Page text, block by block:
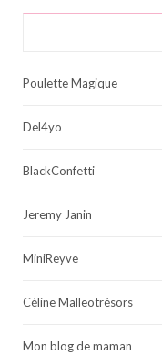
Poulette Magique
Del4yo
BlackConfetti
Jeremy Janin
MiniReyve
Céline Malleotrésors
Mon blog de maman